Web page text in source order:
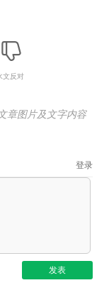
文反对
章图片及文字内容
登录